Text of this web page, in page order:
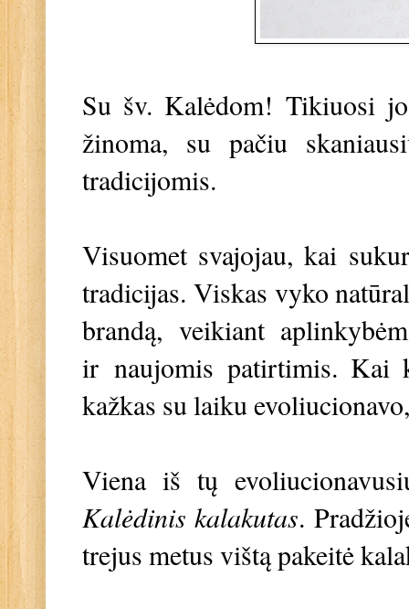
Su šv. Kalėdom! Tikiuosi
žinoma, su pačiu
tradicijomis.
Visuomet svajojau, kai
tradicijas. Viskas vyko
brandą, veikiant
ir naujomis patirtimis. Kai
kažkas su laiku
Viena iš tų
Kalėdinis kalakutas.
trejus metus vištą pakeitė